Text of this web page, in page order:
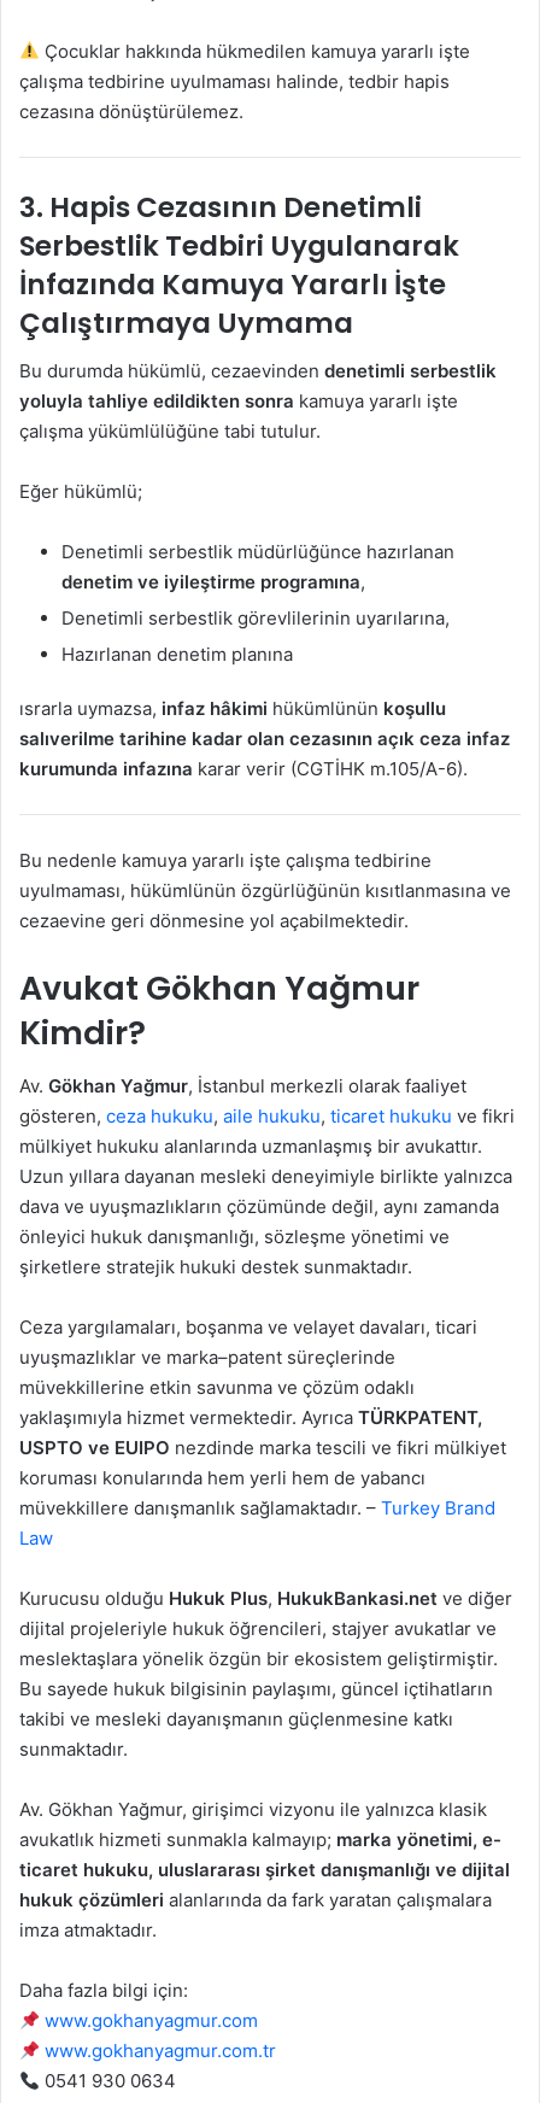
Çocuklar hakkında hükmedilen kamuya yararlı işte
çalışma tedbirine uyulmaması halinde, tedbir hapis
cezasına dönüştürülemez.
3. Hapis Cezasının Denetimli
Serbestlik Tedbiri Uygulanarak
İnfazında Kamuya Yararlı İşte
Çalıştırmaya Uymama
Bu durumda hükümlü, cezaevinden denetimli serbestlik
yoluyla tahliye edildikten sonra kamuya yararlı işte
çalışma yükümlülüğüne tabi tutulur.
Eğer hükümlü;
Denetimli serbestlik müdürlüğünce hazırlanan
denetim ve iyileştirme programına,
Denetimli serbestlik görevlilerinin uyarılarına,
Hazırlanan denetim planına
ısrarla uymazsa, infaz hâkimi hükümlünün koşullu
salıverilme tarihine kadar olan cezasının açık ceza infaz
kurumunda infazına karar verir (CGTİHK m.105/A-6).
Bu nedenle kamuya yararlı işte çalışma tedbirine
uyulmaması, hükümlünün özgürlüğünün kısıtlanmasına ve
cezaevine geri dönmesine yol açabilmektedir.
Avukat Gökhan Yağmur
Kimdir?
Av. Gökhan Yağmur, İstanbul merkezli olarak faaliyet
gösteren, ceza hukuku, aile hukuku, ticaret hukuku ve fikri
mülkiyet hukuku alanlarında uzmanlaşmış bir avukattır.
Uzun yıllara dayanan mesleki deneyimiyle birlikte yalnızca
dava ve uyuşmazlıkların çözümünde değil, aynı zamanda
önleyici hukuk danışmanlığı, sözleşme yönetimi ve
şirketlere stratejik hukuki destek sunmaktadır.
Ceza yargılamaları, boşanma ve velayet davaları, ticari
uyuşmazlıklar ve marka–patent süreçlerinde
müvekkillerine etkin savunma ve çözüm odaklı
yaklaşımıyla hizmet vermektedir. Ayrıca TÜRKPATENT,
USPTO ve EUIPO nezdinde marka tescili ve fikri mülkiyet
koruması konularında hem yerli hem de yabancı
müvekkillere danışmanlık sağlamaktadır. – Turkey Brand
Law
Kurucusu olduğu Hukuk Plus, HukukBankasi.net ve diğer
dijital projeleriyle hukuk öğrencileri, stajyer avukatlar ve
meslektaşlara yönelik özgün bir ekosistem geliştirmiştir.
Bu sayede hukuk bilgisinin paylaşımı, güncel içtihatların
takibi ve mesleki dayanışmanın güçlenmesine katkı
sunmaktadır.
Av. Gökhan Yağmur, girişimci vizyonu ile yalnızca klasik
avukatlık hizmeti sunmakla kalmayıp; marka yönetimi, e-
ticaret hukuku, uluslararası şirket danışmanlığı ve dijital
hukuk çözümleri alanlarında da fark yaratan çalışmalara
imza atmaktadır.
Daha fazla bilgi için:
www.gokhanyagmur.com
www.gokhanyagmur.com.tr
0541 930 0634